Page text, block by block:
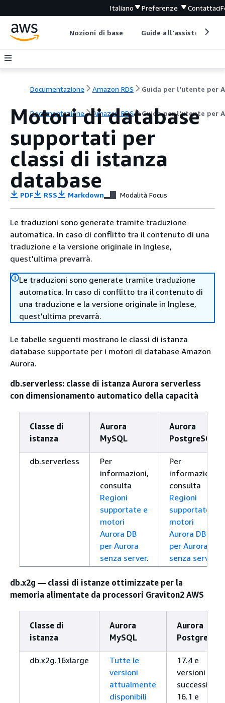
Italiano Preferenze Contattaci
Nozioni di base Guide all'assistenza
Documentazione Amazon RDS
Documentazione Amazon RDS Guida per l'utente per
Motori di database
supportati per
classi di istanza
database
PDF RSS Markdown Modalità Focus
Le traduzioni sono generate tramite traduzione
automatica. In caso di conflitto tra il contenuto di una
traduzione e la versione originale in Inglese,
quest'ultima prevarrà.
Le traduzioni sono generate tramite traduzione
automatica. In caso di conflitto tra il contenuto di
una traduzione e la versione originale in Inglese,
quest'ultima prevarrà.
Le tabelle seguenti mostrano le classi di istanza
database supportate per i motori di database Amazon
Aurora.
db.serverless: classe di istanza Aurora serverless
con dimensionamento automatico della capacità
Classe di
istanza
Aurora
MySQL
Aurora
PostgreSQL
db.serverless
Per
informazioni,
consulta
Regioni
supportate e
motori
Aurora DB
per Aurora
senza server.
Per
informazioni,
consulta
Regioni
supportate e
motori
Aurora DB
per Aurora
senza server
db.x2g — classi di istanze ottimizzate per la
memoria alimentate da processori Graviton2 AWS
Classe di
istanza
Aurora
MySQL
Aurora
PostgreSQL
db.x2g.16xlarge
Tutte le
versioni
attualmente
disponibili
17.4 e
versioni
successive,
16.1 e